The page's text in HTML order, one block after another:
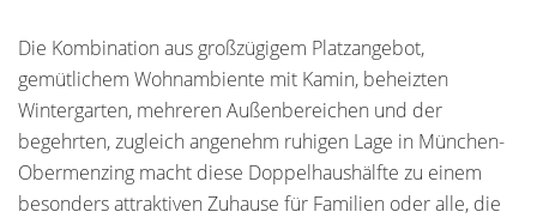
Die Kombination aus großzügigem Platzangebot,
gemütlichem Wohnambiente mit Kamin, beheizten
Wintergarten, mehreren Außenbereichen und der
begehrten, zugleich angenehm ruhigen Lage in München-
Obermenzing macht diese Doppelhaushälfte zu einem
besonders attraktiven Zuhause für Familien oder alle, die